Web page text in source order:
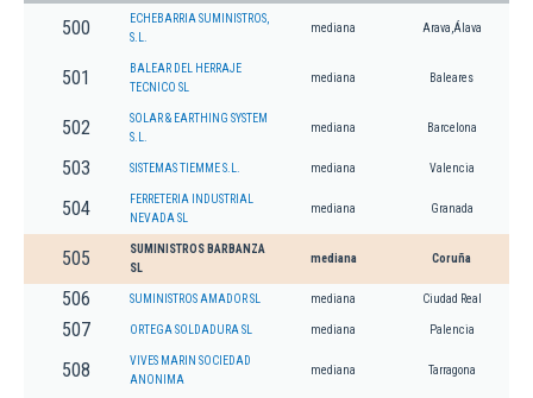
500
ECHEBARRIA SUMINISTROS,
S.L.
mediana Arava,Álava
501
BALEAR DEL HERRAJE
TECNICO SL
mediana Baleares
502
SOLAR & EARTHING SYSTEM
S.L.
mediana Barcelona
503 SISTEMAS TIEMME S.L. mediana Valencia
504
FERRETERIA INDUSTRIAL
NEVADA SL
mediana Granada
505
SUMINISTROS BARBANZA
SL
mediana Coruña
506 SUMINISTROS AMADOR SL mediana Ciudad Real
507 ORTEGA SOLDADURA SL mediana Palencia
508
VIVES MARIN SOCIEDAD
ANONIMA
mediana Tarragona